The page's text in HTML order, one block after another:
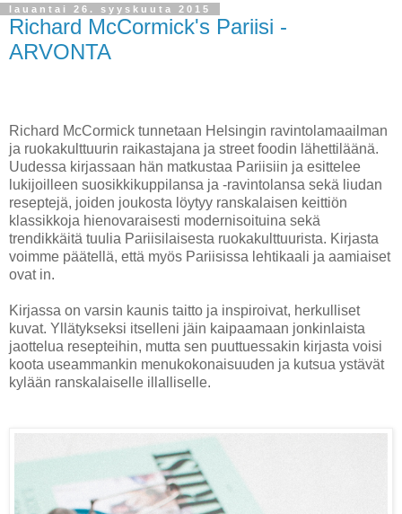
lauantai 26. syyskuuta 2015
Richard McCormick's Pariisi -
ARVONTA
Richard McCormick tunnetaan Helsingin ravintolamaailman
ja ruokakulttuurin raikastajana ja street foodin lähettiläänä.
Uudessa kirjassaan hän matkustaa Pariisiin ja esittelee
lukijoilleen suosikkikuppilansa ja -ravintolansa sekä liudan
reseptejä, joiden joukosta löytyy ranskalaisen keittiön
klassikkoja hienovaraisesti modernisoituina sekä
trendikkäitä tuulia Pariisilaisesta ruokakulttuurista. Kirjasta
voimme päätellä, että myös Pariisissa lehtikaali ja aamiaiset
ovat in.
Kirjassa on varsin kaunis taitto ja inspiroivat, herkulliset
kuvat. Yllätykseksi itselleni jäin kaipaamaan jonkinlaista
jaottelua resepteihin, mutta sen puuttuessakin kirjasta voisi
koota useammankin menukokonaisuuden ja kutsua ystävät
kylään ranskalaiselle illalliselle.